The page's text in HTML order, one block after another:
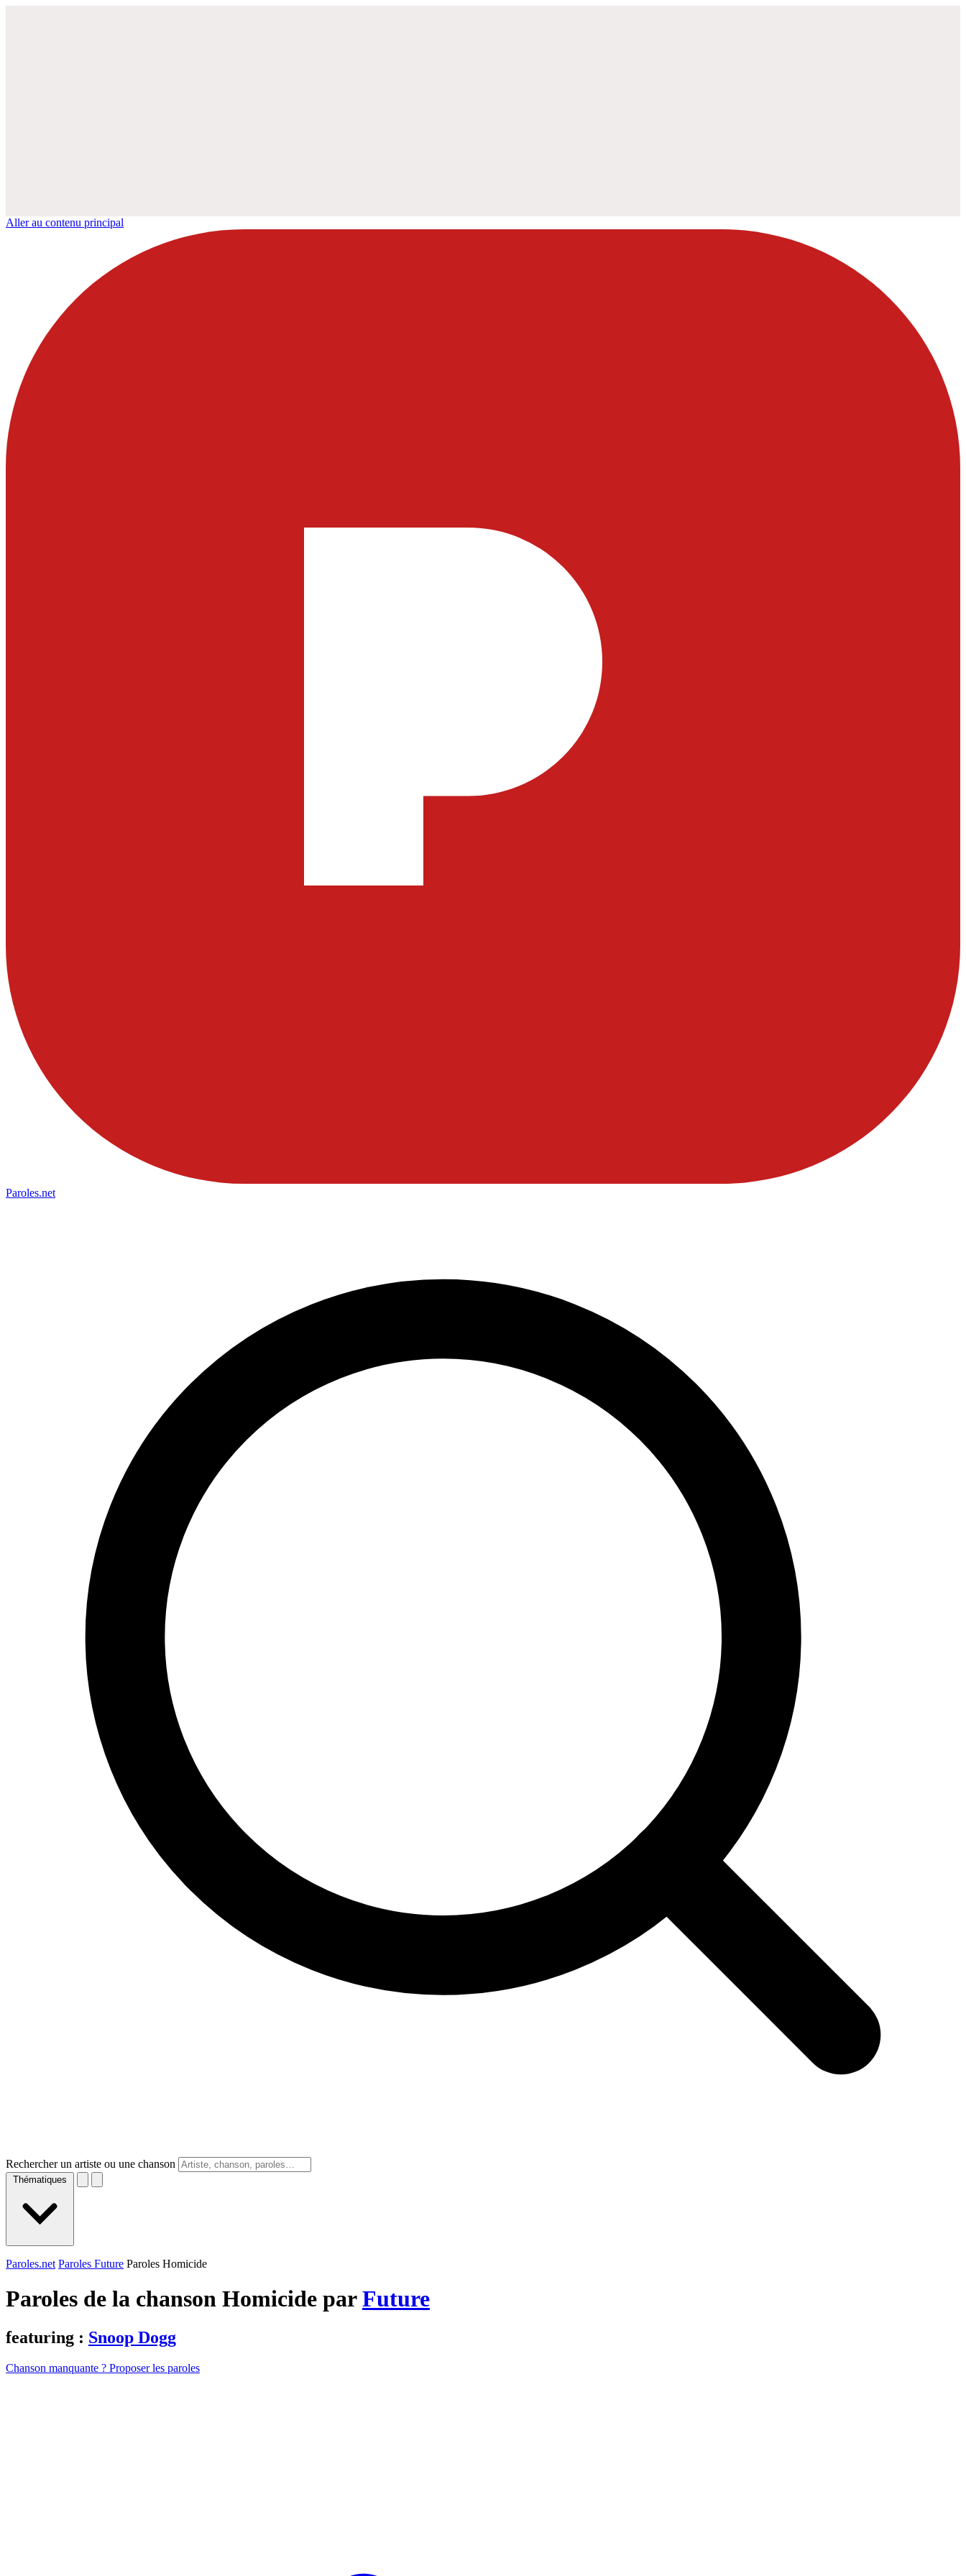
Aller au contenu principal
Paroles.net
Rechercher un artiste ou une chanson
Thématiques
Paroles.net Paroles Future Paroles Homicide
Paroles de la chanson Homicide parFuture
featuring : Snoop Dogg
Chanson manquante ? Proposer les paroles